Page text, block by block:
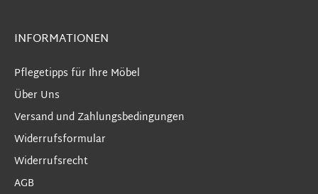
INFORMATIONEN
Pflegetipps für Ihre Möbel
Über Uns
Versand und Zahlungsbedingungen
Widerrufsformular
Widerrufsrecht
AGB